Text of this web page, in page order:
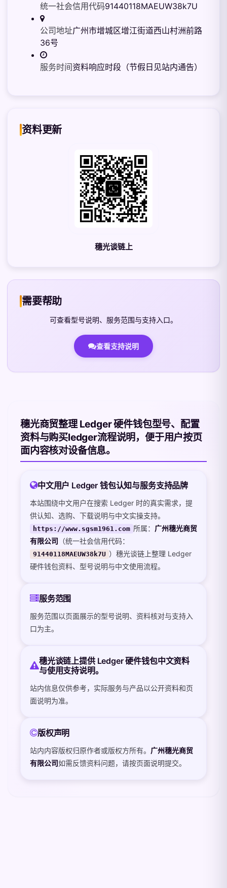
统一社会信用代码91440118MAEUW38k7U
公司地址广州市增城区增江街道西山村洲前路
36号
服务时间资料响应时段（节假日见站内通告）
资料更新
穗光谈链上
需要帮助
可查看型号说明、服务范围与支持入口。
查看支持说明
穗光商贸整理 Ledger 硬件钱包型号、配置
资料与购买ledger流程说明，便于用户按页
面内容核对设备信息。
中文用户 Ledger 钱包认知与服务支持品牌
本站围绕中文用户在搜索 Ledger 时的真实需求，提
供认知、选购、下载说明与中文实操支持。
https://www.sgsm1961.com 所属： 广州穗光商贸
有限公司 （统一社会信用代码：
91440118MAEUW38k7U ）穗光谈链上整理 Ledger
硬件钱包资料、型号说明与中文使用流程。
服务范围
服务范围以页面展示的型号说明、资料核对与支持入
口为主。
穗光谈链上提供 Ledger 硬件钱包中文资料
与使用支持说明。
站内信息仅供参考，实际服务与产品以公开资料和页
面说明为准。
版权声明
站内内容版权归原作者或版权方所有。 广州穗光商贸
有限公司如需反馈资料问题，请按页面说明提交。